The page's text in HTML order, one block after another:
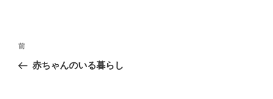
投
ナ
前
の
前
赤ちゃんのいる暮らし